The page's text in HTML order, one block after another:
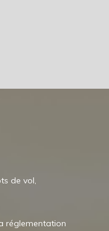
de vol,
réglementation